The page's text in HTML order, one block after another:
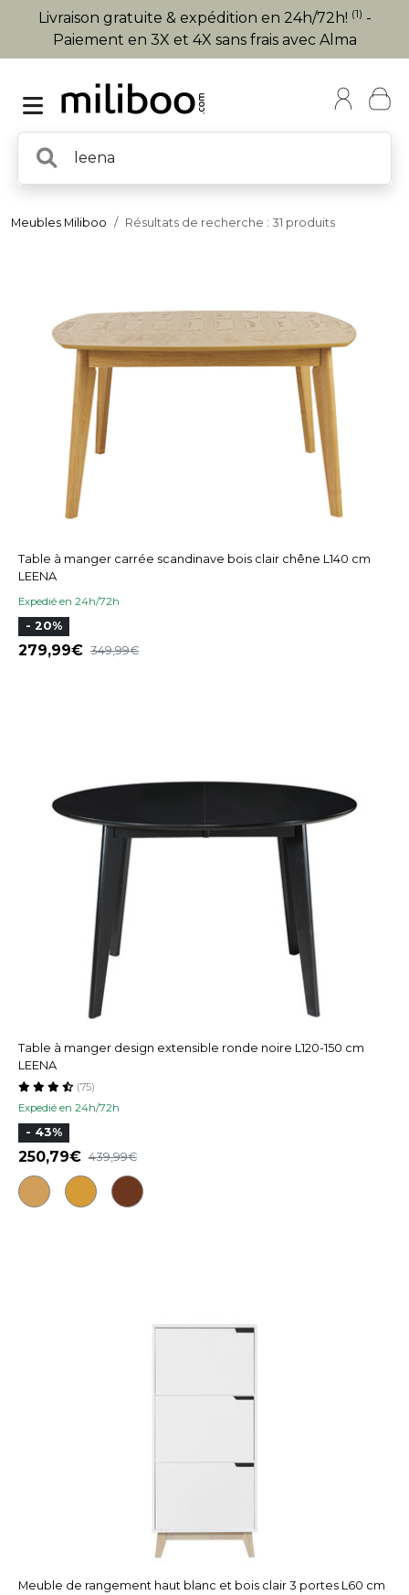
Livraison gratuite & expédition en 24h/72h! (1) -
Paiement en 3X et 4X sans frais avec Alma
Meubles Miliboo Résultats de recherche : 31 produits
Table à manger carrée scandinave bois clair chêne L140 cm
LEENA
Expedié en 24h/72h
- 20%
279,99 349,99
Table à manger design extensible ronde noire L120-150 cm
LEENA
Expedié en 24h/72h
(75)
- 43%
250,79 439,99
Meuble de rangement haut blanc et bois clair 3 portes L60 cm